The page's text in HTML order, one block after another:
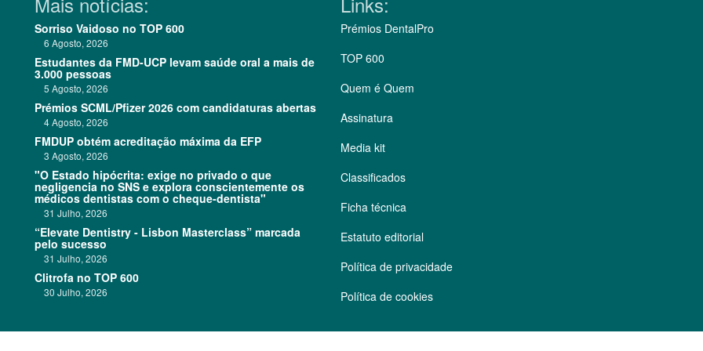
Sorriso Vaidoso no TOP 600
6 Agosto, 2026
Estudantes da FMD-UCP levam saúde oral a mais de
3.000 pessoas
5 Agosto, 2026
Prémios SCML/Pfizer 2026 com candidaturas abertas
4 Agosto, 2026
FMDUP obtém acreditação máxima da EFP
3 Agosto, 2026
"O Estado hipócrita: exige no privado o que
negligencia no SNS e explora conscientemente os
médicos dentistas com o cheque-dentista"
31 Julho, 2026
“Elevate Dentistry - Lisbon Masterclass” marcada
pelo sucesso
31 Julho, 2026
Clitrofa no TOP 600
30 Julho, 2026
Prémios DentalPro
TOP 600
Quem é Quem
Assinatura
Media kit
Classificados
Ficha técnica
Estatuto editorial
Política de privacidade
Política de cookies